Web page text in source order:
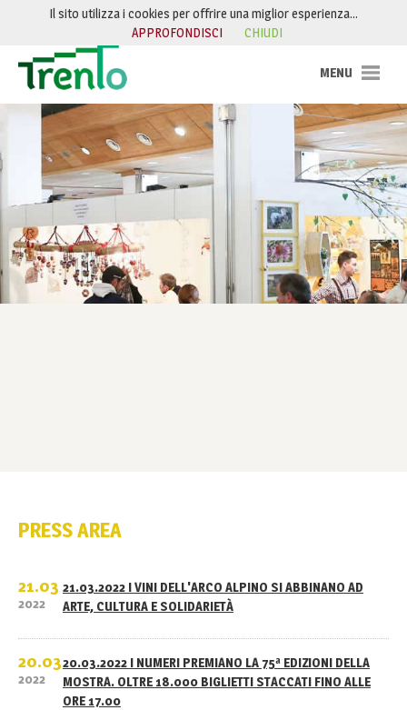
Salta al contenuto
PRESS AREA
21.03
2022
21.03.2022 I VINI DELL'ARCO ALPINO SI ABBINANO AD
ARTE, CULTURA E SOLIDARIETÀ
20.03
2022
20.03.2022 I NUMERI PREMIANO LA 75ª EDIZIONI DELLA
MOSTRA. OLTRE 18.000 BIGLIETTI STACCATI FINO ALLE
ORE 17.00
Il sito utilizza i cookies per offrire una miglior esperienza…
APPROFONDISCI
CHIUDI